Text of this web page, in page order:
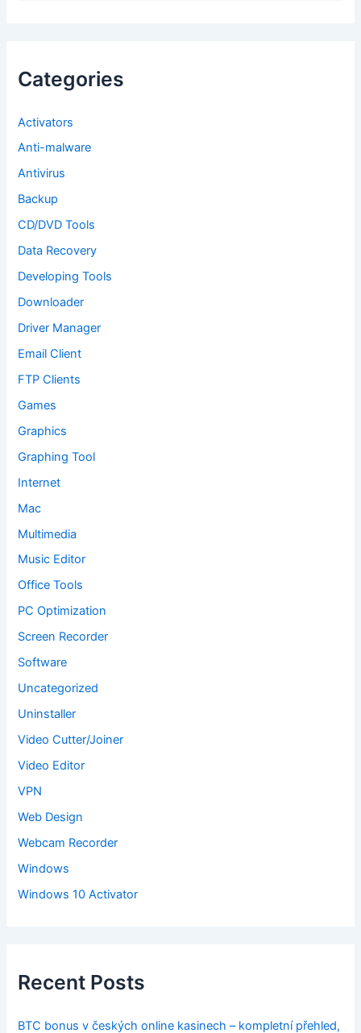
f
o
:
Categories
Activators
Anti-malware
Antivirus
Backup
CD/DVD Tools
Data Recovery
Developing Tools
Downloader
Driver Manager
Email Client
FTP Clients
Games
Graphics
Graphing Tool
Internet
Mac
Multimedia
Music Editor
Office Tools
PC Optimization
Screen Recorder
Software
Uncategorized
Uninstaller
Video Cutter/Joiner
Video Editor
VPN
Web Design
Webcam Recorder
Windows
Windows 10 Activator
Recent Posts
BTC bonus v českých online kasinech – kompletní přehled,